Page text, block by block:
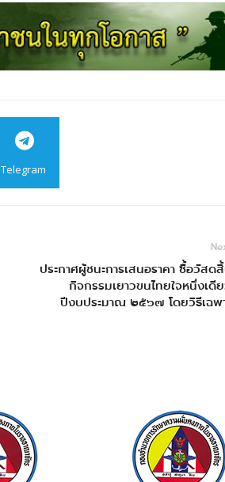
Telegram
ประกาศผู้ชนะการเสนอราคา ซื้อวัสด
กิจกรรมเยาวขนไทยใจหนึ่งเดี
ปีงบประมาณ ๒๕๖๗ โดยวิธีเฉพา